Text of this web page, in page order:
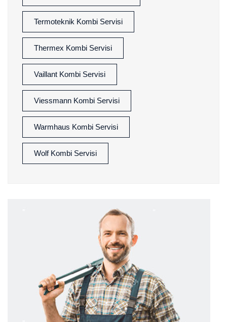
Termoteknik Kombi Servisi
Thermex Kombi Servisi
Vaillant Kombi Servisi
Viessmann Kombi Servisi
Warmhaus Kombi Servisi
Wolf Kombi Servisi